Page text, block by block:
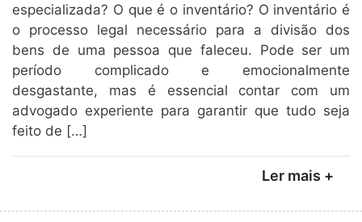
especializada? O que é o inventário? O inventário é
o processo legal necessário para a divisão dos
bens de uma pessoa que faleceu. Pode ser um
período complicado e emocionalmente
desgastante, mas é essencial contar com um
advogado experiente para garantir que tudo seja
feito de […]
Ler mais +